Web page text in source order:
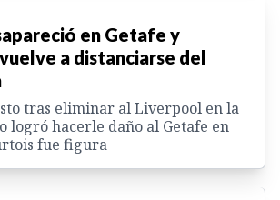
en Getafe y
a distanciarse del
tras eliminar al Liverpool en la
logró hacerle daño al Getafe en
fue figura